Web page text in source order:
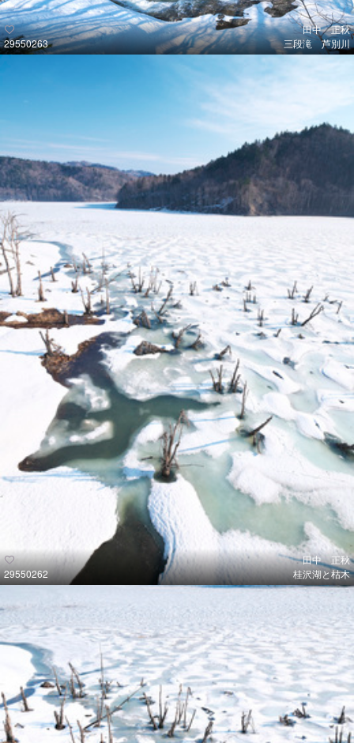
29550263
田中 正秋
三段滝 芦別川
29550262
田中 正秋
桂沢湖と枯木